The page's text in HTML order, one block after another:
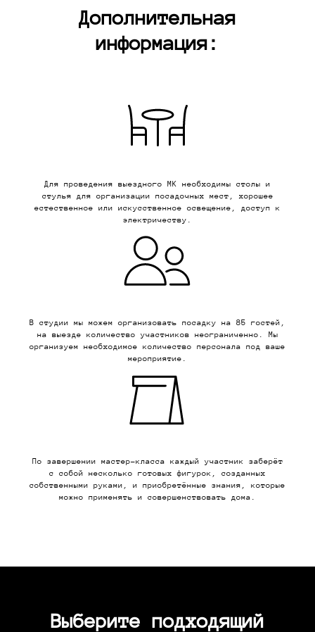
Дополнительная
информация:
Для проведения выездного МК необходимы столы и
стулья для организации посадочных мест, хорошее
естественное или искусственное освещение, доступ к
электричеству.
В студии мы можем организовать посадку на 85 гостей,
на выезде количество участников неограниченно. Мы
организуем необходимое количество персонала под ваше
мероприятие.
По завершении мастер-класса каждый участник заберёт
с собой несколько готовых фигурок, созданных
собственными руками, и приобретённые знания, которые
можно применять и совершенствовать дома.
Выберите подходящий